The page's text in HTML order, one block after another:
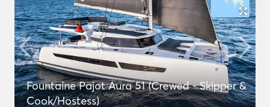
Fountaine Pajot Aura 51 (Crewed - Skipper &
Cook/Hostess)